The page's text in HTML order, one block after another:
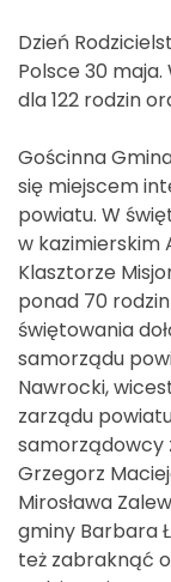
Dzień
Polsce 30
dla 122 rodzin
Gościnna
się miejscem
powiatu. W
w kazimierskim
Klasztorze
ponad 70
świętowania
samorządu
Nawrocki,
zarządu
samorządowcy
Grzegorz
Mirosława
gminy Barbara
też zabraknąć